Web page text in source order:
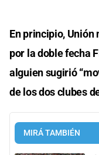
En principio, Unión
por la doble fecha
alguien sugirió
de los dos clubes
MIRÁ TAMBIÉN